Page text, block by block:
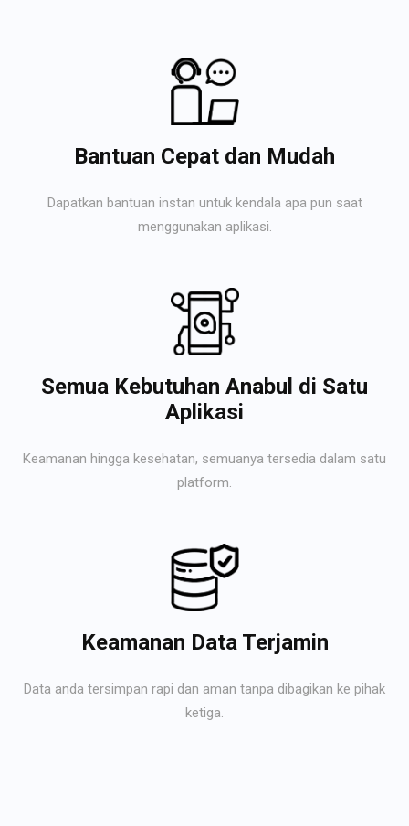
Bantuan Cepat dan Mudah
Dapatkan bantuan instan untuk kendala apa pun saat
menggunakan aplikasi.
Semua Kebutuhan Anabul di Satu
Aplikasi
Keamanan hingga kesehatan, semuanya tersedia dalam satu
platform.
Keamanan Data Terjamin
Data anda tersimpan rapi dan aman tanpa dibagikan ke pihak
ketiga.